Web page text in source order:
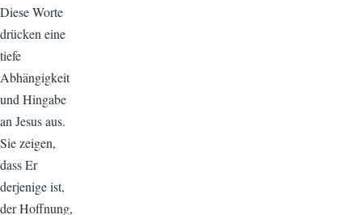
Diese Worte
drücken eine
tiefe
Abhängigkeit
und Hingabe
an Jesus aus.
Sie zeigen,
dass Er
derjenige ist,
der Hoffnung,